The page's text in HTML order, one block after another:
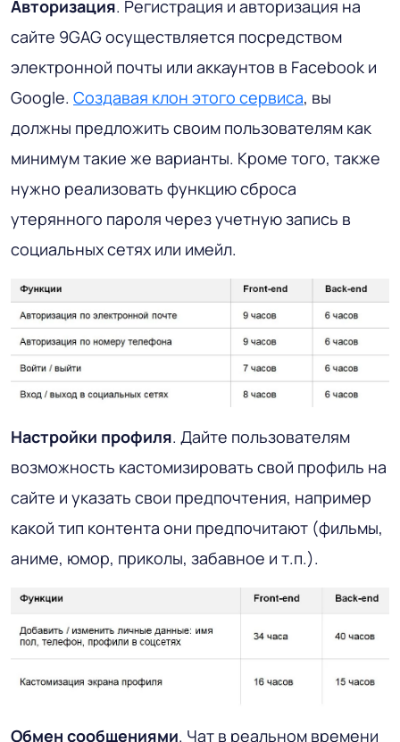
Авторизация. Регистрация и авторизация на
сайте 9GAG осуществляется посредством
электронной почты или аккаунтов в Facebook и
Google. Создавая клон этого сервиса, вы
должны предложить своим пользователям как
минимум такие же варианты. Кроме того, также
нужно реализовать функцию сброса
утерянного пароля через учетную запись в
социальных сетях или имейл.
Настройки профиля. Дайте пользователям
возможность кастомизировать свой профиль на
сайте и указать свои предпочтения, например
какой тип контента они предпочитают (фильмы,
аниме, юмор, приколы, забавное и т.п.).
Обмен сообщениями. Чат в реальном времени